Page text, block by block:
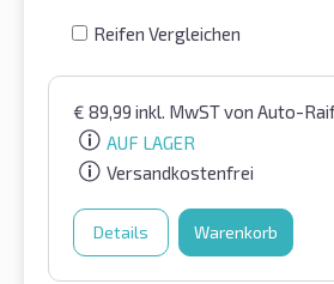
Reifen Vergleichen
€ 89,99 inkl. MwSTvon Auto-
AUF LAGER
Versandkostenfrei
Details Warenkorb